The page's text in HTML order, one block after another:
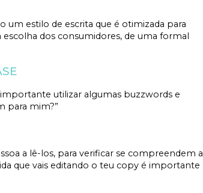
estilo de escrita que é otimizada para
dos consumidores, de uma formal
utilizar algumas buzzwords e
para mim?”
a lê-los, para verificar se compreendem a
que vais editando o teu copy é importante